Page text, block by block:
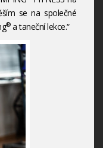
se na společné
®a taneční lekce.“